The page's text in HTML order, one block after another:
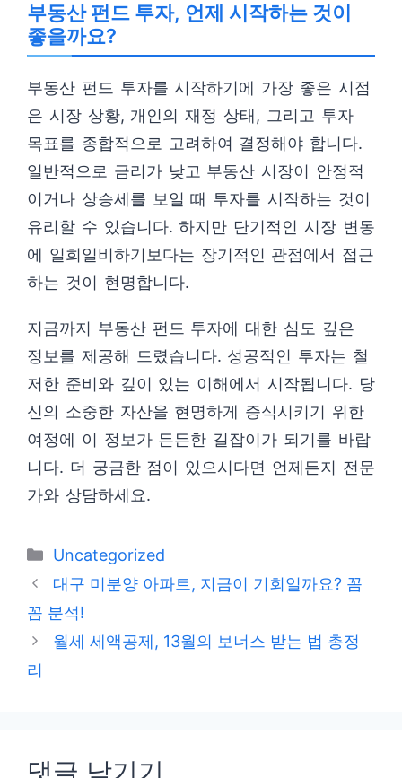
부동산 펀드 투자, 언제 시작하는 것이
좋을까요?
부동산 펀드 투자를 시작하기에 가장 좋은 시점
은 시장 상황, 개인의 재정 상태, 그리고 투자
목표를 종합적으로 고려하여 결정해야 합니다.
일반적으로 금리가 낮고 부동산 시장이 안정적
이거나 상승세를 보일 때 투자를 시작하는 것이
유리할 수 있습니다. 하지만 단기적인 시장 변동
에 일희일비하기보다는 장기적인 관점에서 접근
하는 것이 현명합니다.
지금까지 부동산 펀드 투자에 대한 심도 깊은
정보를 제공해 드렸습니다. 성공적인 투자는 철
저한 준비와 깊이 있는 이해에서 시작됩니다. 당
신의 소중한 자산을 현명하게 증식시키기 위한
여정에 이 정보가 든든한 길잡이가 되기를 바랍
니다. 더 궁금한 점이 있으시다면 언제든지 전문
가와 상담하세요.
카
테
리
Uncategorized
대구 미분양 아파트, 지금이 기회일까요? 꼼
꼼 분석!
월세 세액공제, 13월의 보너스 받는 법 총정
리
댓글 남기기